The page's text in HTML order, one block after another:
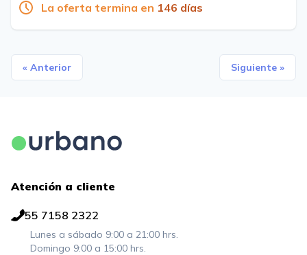
La oferta termina en 146 días
« Anterior Siguiente »
Atención a cliente
55 7158 2322
Lunes a sábado 9:00 a 21:00 hrs.
Domingo 9:00 a 15:00 hrs.